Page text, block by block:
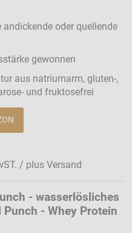
oder quellende
gewonnen
aus natriumarm, gluten-,
und fruktosefrei
/ plus Versand
- wasserlösliches
Punch - Whey Protein